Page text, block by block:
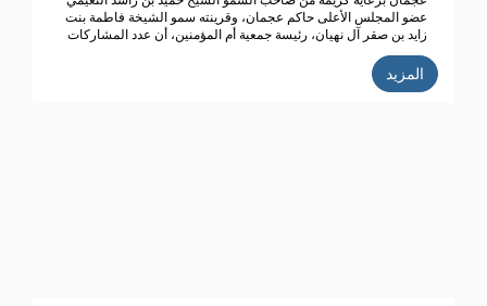
عضو المجلس الأعلى حاكم عجمان، وقرينته سمو الشيخة فاطمة بنت
زايد بن صقر آل نهيان، رئيسة جمعية أم المؤمنين، أن عدد المشاركات
متخصصين تم اختيارهم خلال الاجتماع الذي عقده مجلس أمناء الجائزة
المزيد